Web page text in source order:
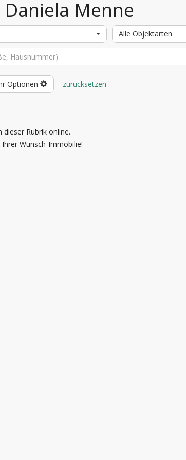
Menne
Alle Objektarten
Optionen zurücksetzen
Rubrik online.
Wunsch-Immobilie!